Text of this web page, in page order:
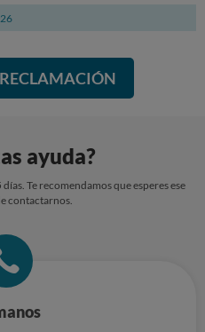
ayuda?
Te recomendamos que esperes ese
contactarnos.